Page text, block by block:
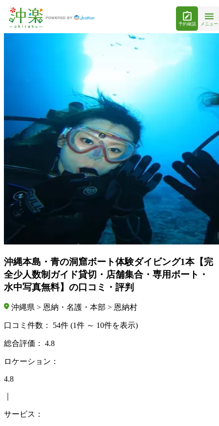
予約確認 メニュー
沖縄本島・青の洞窟ボート体験ダイビング1本【完
全少人数制ガイド貸切・店舗集合・専用ボート・
水中写真無料】の口コミ・評判
沖縄県 > 恩納・名護・本部 > 恩納村
口コミ件数： 54件 (1件 ～ 10件を表示)
総合評価： 4.8
ロケーション：
4.8
サービス：